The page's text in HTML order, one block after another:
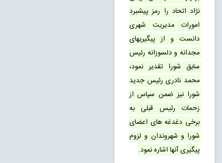
نژاد اتحاد را رمز پیشبرد
امورات مدیریت شهری
دانست و از پیگیریهای
مجدانه و دلسوزانه رئیس
سابق شورا تقدیر نمود،
شورا نیز ضمن سپاس از
زحمات رئیس قبلی به
برخی دغدغه های اعضای
شورا و شهروندان و لزوم
پیگیری آنها اشاره نمود.